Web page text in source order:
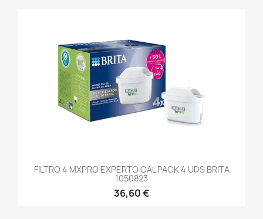
FILTRO 4 MXPRO EXPERTO CAL PACK 4 UDS BRITA
1050823
36,60 €